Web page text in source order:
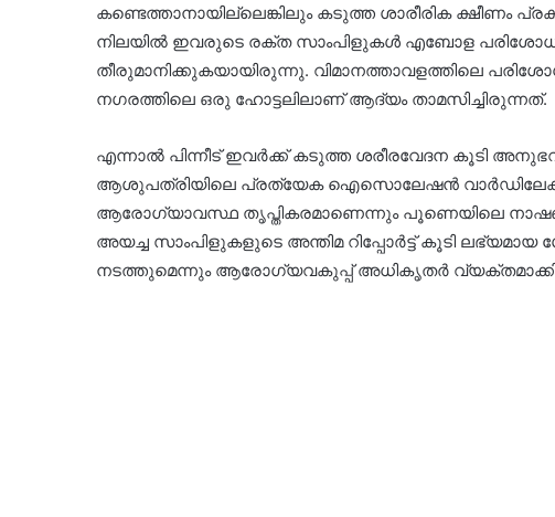
കണ്ടെത്താനായില്ലെങ്കിലും കടുത്ത ശാരീരിക ക്ഷീണം
നിലയിൽ ഇവരുടെ രക്ത സാംപിളുകൾ എബോള
തീരുമാനിക്കുകയായിരുന്നു. വിമാനത്താവളത്തിലെ
നഗരത്തിലെ ഒരു ഹോട്ടലിലാണ് ആദ്യം താമസിച്ചിരുന്നത്.
എന്നാൽ പിന്നീട് ഇവർക്ക് കടുത്ത ശരീരവേദന കൂടി
ആശുപത്രിയിലെ പ്രത്യേക ഐസൊലേഷൻ വാർഡിലേക്ക്
ആരോഗ്യാവസ്ഥ തൃപ്തികരമാണെന്നും പൂണെയിലെ
അയച്ച സാംപിളുകളുടെ അന്തിമ റിപ്പോർട്ട് കൂടി
നടത്തുമെന്നും ആരോഗ്യവകുപ്പ് അധികൃതർ